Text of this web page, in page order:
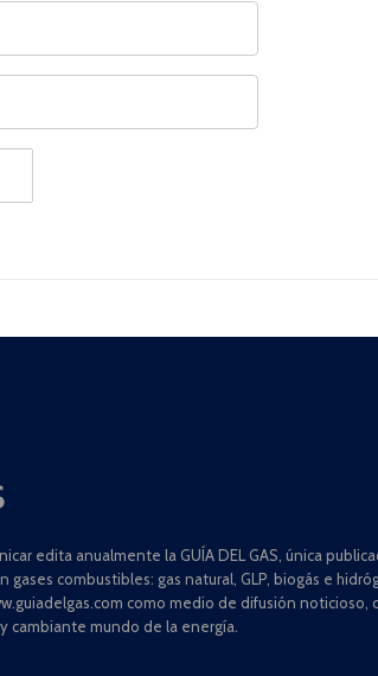
edita anualmente la GUÍA DEL GAS, única
gases combustibles: gas natural, GLP, biogás e
como medio de difusión noticioso,
cambiante mundo de la energía.